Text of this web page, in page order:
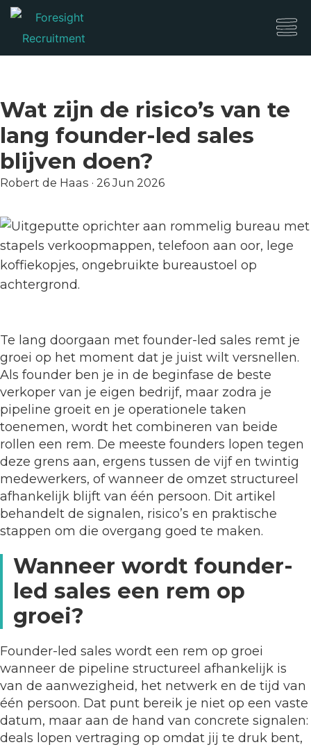
Wat zijn de risico’s van te
lang founder-led sales
blijven doen?
Robert de Haas · 26 Jun 2026
Te lang doorgaan met founder-led sales remt je
groei op het moment dat je juist wilt versnellen.
Als founder ben je in de beginfase de beste
verkoper van je eigen bedrijf, maar zodra je
pipeline groeit en je operationele taken
toenemen, wordt het combineren van beide
rollen een rem. De meeste founders lopen tegen
deze grens aan, ergens tussen de vijf en twintig
medewerkers, of wanneer de omzet structureel
afhankelijk blijft van één persoon. Dit artikel
behandelt de signalen, risico’s en praktische
stappen om die overgang goed te maken.
Wanneer wordt founder-
led sales een rem op
groei?
Founder-led sales wordt een rem op groei
wanneer de pipeline structureel afhankelijk is
van de aanwezigheid, het netwerk en de tijd van
één persoon. Dat punt bereik je niet op een vaste
datum, maar aan de hand van concrete signalen:
deals lopen vertraging op omdat jij te druk bent,